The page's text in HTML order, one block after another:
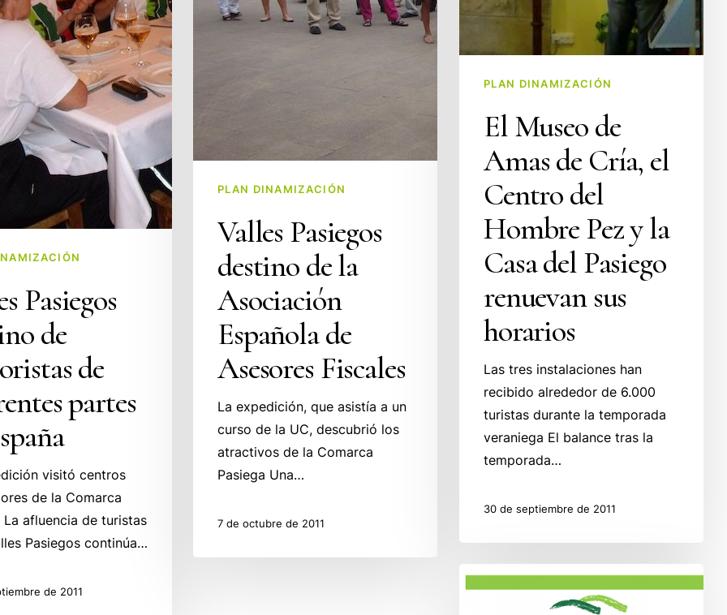
PLAN DINAMIZACIÓN
Valles Pasiegos
destino de la
Asociación
Española de
Asesores Fiscales
La expedición, que asistía a un
curso de la UC, descubrió los
atractivos de la Comarca
Pasiega Una…
7 de octubre de 2011
Pasiego
renuevan
PLAN DINAMIZACIÓN
El Museo de
Amas de Cría, el
Centro del
Hombre Pez y la
Casa del Pasiego
renuevan sus
horarios
Las tres instalaciones han
recibido alrededor de 6.000
turistas durante la temporada
veraniega El balance tras la
temporada…
30 de septiembre de 2011
Pasiegos
de
de
partes
visitó centros
de la Comarca
La afluencia de turistas
Pasiegos continúa…
de 2011
El